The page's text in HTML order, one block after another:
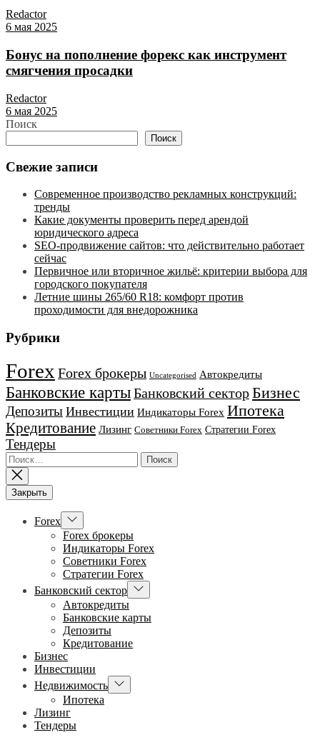
Redactor
6 мая 2025
Бонус на пополнение форекс как инструмент
смягчения просадки
Redactor
6 мая 2025
Поиск
Поиск
Свежие записи
Современное производство рекламных конструкций:
тренды
Какие документы проверить перед арендой
юридического адреса
SEO-продвижение сайтов: что действительно работает
сейчас
Первичное или вторичное жильё: критерии выбора для
городского покупателя
Летние шины 265/60 R18: комфорт против
проходимости для внедорожника
Рубрики
Forex Forex брокеры Uncategorised Автокредиты
Банковские картыБанковский секторБизнес
Депозиты Инвестиции Индикаторы Forex Ипотека
Кредитование Лизинг Советники Forex Стратегии Forex
Тендеры
Найти:
Закрыть
Forex Показывать
подменю
Forex брокеры
Индикаторы Forex
Советники Forex
Стратегии Forex
Банковский сектор Показывать
подменю
Автокредиты
Банковские карты
Депозиты
Кредитование
Бизнес
Инвестиции
Недвижимость Показывать
подменю
Ипотека
Лизинг
Тендеры